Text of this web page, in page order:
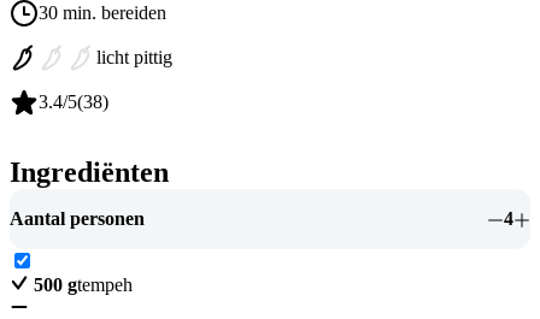
30 min. bereiden
licht pittig
3.4/5(38)
Ingrediënten
Aantal personen 4
500 gtempeh